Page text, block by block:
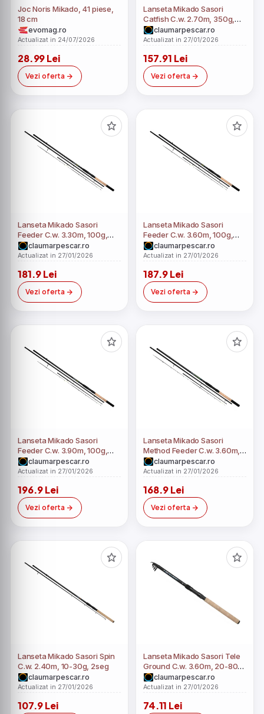
Joc Noris Mikado, 41 piese,
18 cm
evomag.ro
Actualizat in 24/07/2026
28.99 Lei
Vezi oferta
Lanseta Mikado Sasori
Catfish C.w. 2.70m, 350g,
2segclaumarpescar.ro
Actualizat in 27/01/2026
157.91 Lei
Vezi oferta
Lanseta Mikado Sasori
Feeder C.w. 3.30m, 100g,
3+2seg
claumarpescar.ro
Actualizat in 27/01/2026
181.9 Lei
Vezi oferta
Lanseta Mikado Sasori
Feeder C.w. 3.60m, 100g,
3+2seg
claumarpescar.ro
Actualizat in 27/01/2026
187.9 Lei
Vezi oferta
Lanseta Mikado Sasori
Feeder C.w. 3.90m, 100g,
3+2seg
claumarpescar.ro
Actualizat in 27/01/2026
196.9 Lei
Vezi oferta
Lanseta Mikado Sasori
Method Feeder C.w. 3.60m,
80g, 3+2seg
claumarpescar.ro
Actualizat in 27/01/2026
168.9 Lei
Vezi oferta
Lanseta Mikado Sasori Spin
C.w. 2.40m, 10-30g, 2seg
claumarpescar.ro
Actualizat in 27/01/2026
107.9 Lei
Lanseta Mikado Sasori Tele
Ground C.w. 3.60m, 20-80g,
7segclaumarpescar.ro
Actualizat in 27/01/2026
74.11 Lei